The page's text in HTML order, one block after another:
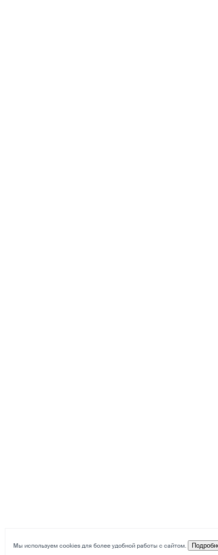
Мы используем cookies для более удобной работы с сайтом.